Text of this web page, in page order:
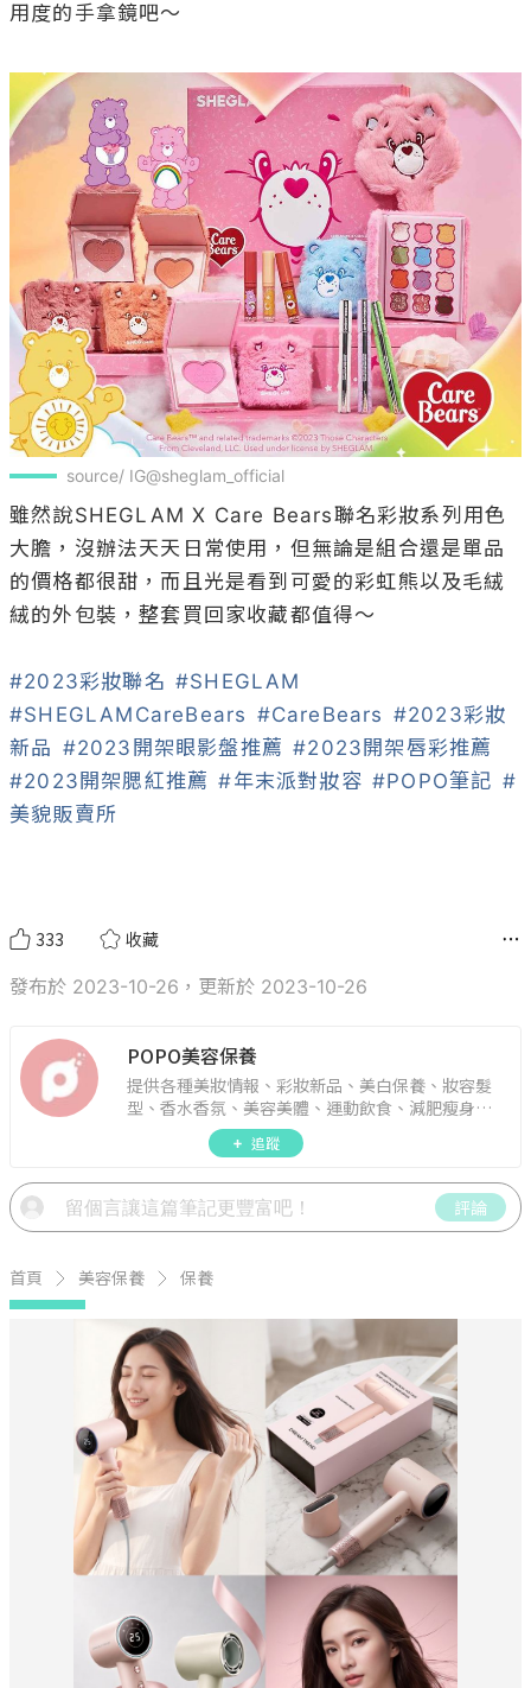
用度的手拿鏡吧～
source/ IG@sheglam_official
雖然說SHEGLAM X Care Bears聯名彩妝系列用色
大膽，沒辦法天天日常使用，但無論是組合還是單品
的價格都很甜，而且光是看到可愛的彩虹熊以及毛絨
絨的外包裝，整套買回家收藏都值得～
#2023彩妝聯名 #SHEGLAM
#SHEGLAMCareBears #CareBears #2023彩妝
新品 #2023開架眼影盤推薦 #2023開架唇彩推薦
#2023開架腮紅推薦 #年末派對妝容 #POPO筆記 #
美貌販賣所
333 收藏
發布於 2023-10-26，更新於 2023-10-26
POPO美容保養
提供各種美妝情報、彩妝新品、美白保養、妝容髮
型、香水香氛、美容美體、運動飲食、減肥瘦身、
週年慶資訊。
追蹤
評論
首頁 美容保養 保養